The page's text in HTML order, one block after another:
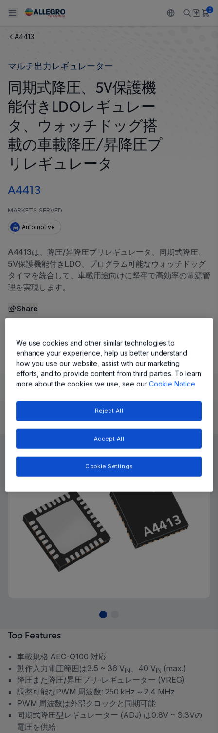
Back To Main Menu
製品
センサー
レギュレート
ドライブ
Back To Main Menu
用途
自動車
工業
コンシューマー
Technologies
Back To Main Menu
設計サポート
設計と開発
パッケージング
品質基準および環境保証について
ソフトウェア ポータル
Back To Main Menu
技術リソース
Resource Center
Back To Main Menu
ALLEGRO について
私たちの会社
キャリア
企業責任
Growth and Inclusion
お問い合わせ先
0
A4413
マルチ出力レギュレーター
同期式降圧、5V保護機
能付きLDOレギュレー
タ、ウォッチドッグ搭
載の車載降圧/昇降圧プ
リレギュレータ
A4413
MARKETS SERVED
Automotive
A4413は、降圧/昇降圧プリレギュレータ、同期式降圧、
5V保護機能付きLDO、プログラム可能なウォッチドッグ
タイマを統合して、車載用途向けに堅牢で高効率の電源管
理を実現します。
Share
A4413 データシート
LearnEvaluate and DesignDocumentation and Resources
Product Details
Top Features
車載規格 AEC-Q100 対応
動作入力電圧範囲は3.5 ~ 36 VIN 、40 VIN (max.)
降圧また降圧/昇圧プリ-レギュレーター (VREG)
調整可能なPWM 周波数: 250 kHz ~ 2.4 MHz
PWM 周波数は外部クロックと同期可能
同期式降圧型レギュレーター (ADJ) は0.8V ~ 3.3Vの
電圧を供給
We use cookies and other similar technologies to
enhance your experience, help us better understand
how you use our website, assist with our marketing
efforts, and to provide content from third parties. To learn
more about the cookies we use, see ourCookie Notice
Reject All
Accept All
Cookie Settings